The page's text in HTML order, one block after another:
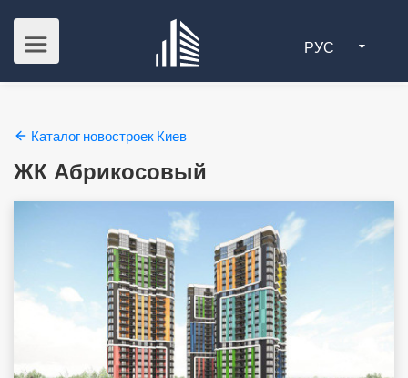
РУС
Каталог новостроек Киев
ЖК Абрикосовый